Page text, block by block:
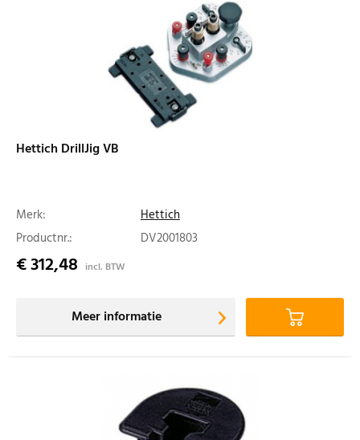
Hettich DrillJig VB
Merk:
Hettich
Productnr.:
DV2001803
€ 312,48 incl. BTW
Meer informatie